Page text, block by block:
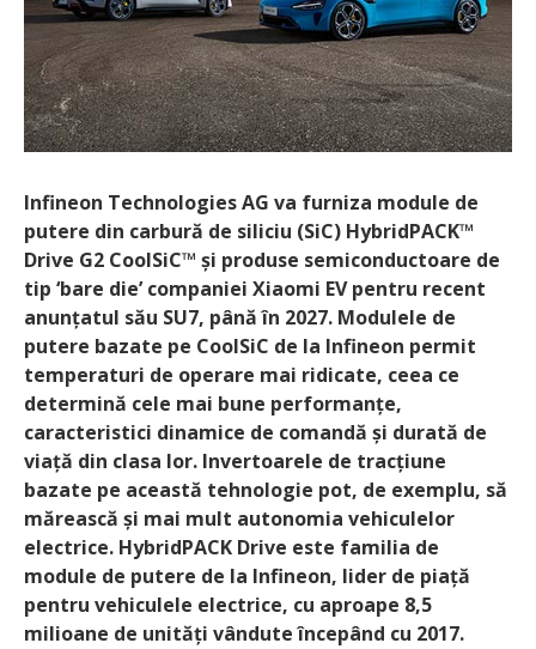
Infineon Technologies AG va furniza module de
putere din carbură de siliciu (SiC) HybridPACK™
Drive G2 CoolSiC™ și produse semiconductoare de
tip ‘bare die’ companiei Xiaomi EV pentru recent
anunțatul său SU7, până în 2027. Modulele de
putere bazate pe CoolSiC de la Infineon permit
temperaturi de operare mai ridicate, ceea ce
determină cele mai bune performanțe,
caracteristici dinamice de comandă și durată de
viață din clasa lor. Invertoarele de tracțiune
bazate pe această tehnologie pot, de exemplu, să
mărească și mai mult autonomia vehiculelor
electrice. HybridPACK Drive este familia de
module de putere de la Infineon, lider de piață
pentru vehiculele electrice, cu aproape 8,5
milioane de unități vândute începând cu 2017.